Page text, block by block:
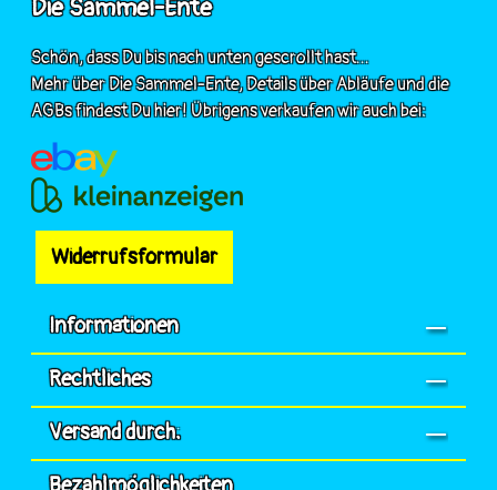
Die Sammel-Ente
Schön, dass Du bis nach unten gescrollt hast...
Mehr über Die Sammel-Ente, Details über Abläufe und die
AGBs findest Du hier! Übrigens verkaufen wir auch bei:
Widerrufsformular
Informationen
Rechtliches
Versand durch: